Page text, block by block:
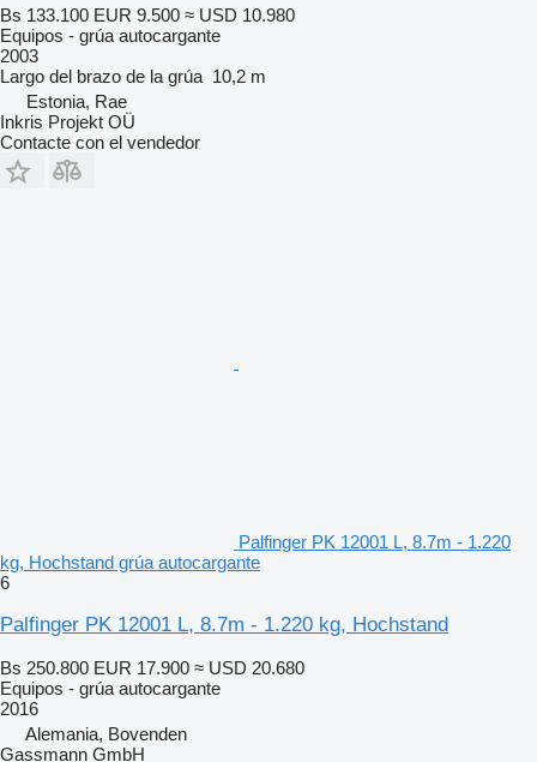
Bs 133.100 EUR 9.500 ≈ USD 10.980
Equipos - grúa autocargante
2003
Largo del brazo de la grúa 10,2 m
Estonia, Rae
Inkris Projekt OÜ
Contacte con el vendedor
Palfinger PK 12001 L, 8.7m - 1.220
kg, Hochstand grúa autocargante
6
Palfinger PK 12001 L, 8.7m - 1.220 kg, Hochstand
Bs 250.800 EUR 17.900 ≈ USD 20.680
Equipos - grúa autocargante
2016
Alemania, Bovenden
Gassmann GmbH